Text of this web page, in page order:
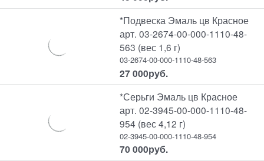
*Подвеска Эмаль цв Красное
арт. 03-2674-00-000-1110-48-
563 (вес 1,6 г)
03-2674-00-000-1110-48-563
27 000руб.
*Серьги Эмаль цв Красное
арт. 02-3945-00-000-1110-48-
954 (вес 4,12 г)
02-3945-00-000-1110-48-954
70 000руб.